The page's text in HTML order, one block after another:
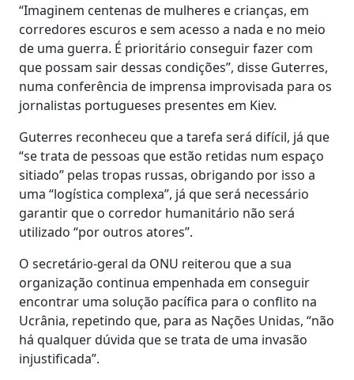
“Imaginem centenas de mulheres e crianças, em
corredores escuros e sem acesso a nada e no meio
de uma guerra. É prioritário conseguir fazer com
que possam sair dessas condições”, disse Guterres,
numa conferência de imprensa improvisada para os
jornalistas portugueses presentes em Kiev.
Guterres reconheceu que a tarefa será difícil, já que
“se trata de pessoas que estão retidas num espaço
sitiado” pelas tropas russas, obrigando por isso a
uma “logística complexa”, já que será necessário
garantir que o corredor humanitário não será
utilizado “por outros atores”.
O secretário-geral da ONU reiterou que a sua
organização continua empenhada em conseguir
encontrar uma solução pacífica para o conflito na
Ucrânia, repetindo que, para as Nações Unidas, “não
há qualquer dúvida que se trata de uma invasão
injustificada”.